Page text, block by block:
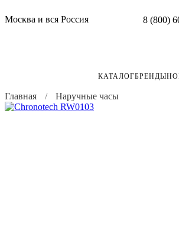
Москва и вся Россия 8 (800)
КАТАЛОГБРЕНДЫ
Главная
Наручные часы